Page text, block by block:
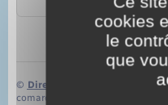
© Direction de l’information
comarquage developpé par
cookies
le
que